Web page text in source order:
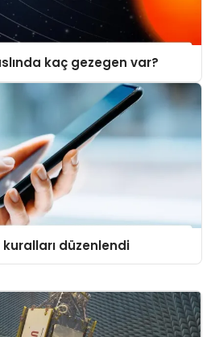
kaç gezegen var?
kuralları düzenlendi